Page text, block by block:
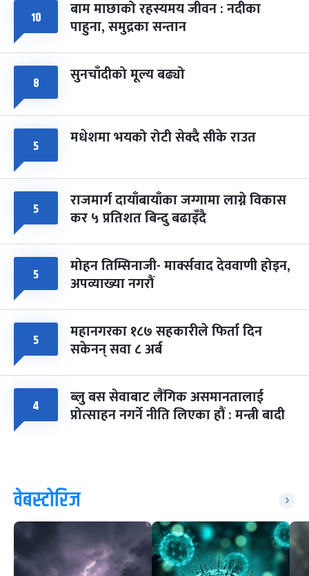
८ फागुपूर्णिमा
चैत्र ८, २०८३-Mar 22, 2027
७ महिना बाँकी
१० बाम माछाको रहस्यमय जीवन : नदीका
पाहुना, समुद्रका सन्तान
८ सुनचाँदीको मूल्य बढ्यो
५ मधेशमा भयको रोटी सेक्दै सीके राउत
५ राजमार्ग दायाँबायाँका जग्गामा लाग्ने विकास
कर ५ प्रतिशत बिन्दु बढाइँदै
५ मोहन तिम्सिनाजी- मार्क्सवाद देववाणी होइन,
अपव्याख्या नगरौं
५ महानगरका १८७ सहकारीले फिर्ता दिन
सकेनन् सवा ८ अर्ब
४ ब्लु बस सेवाबाट लैंगिक असमानतालाई
प्रोत्साहन नगर्ने नीति लिएका हौं : मन्त्री बादी
वेबस्टोरिज